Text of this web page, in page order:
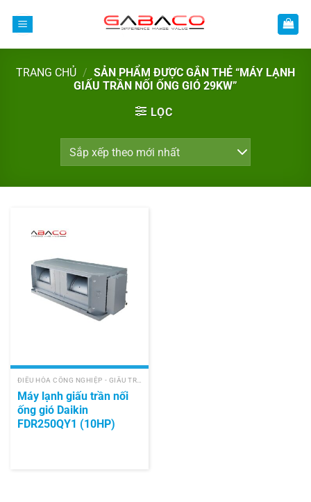
TRANG CHỦ / SẢN PHẨM ĐƯỢC GẮN THẺ “MÁY LẠNH
GIẤU TRẦN NỐI ỐNG GIÓ 29KW”
LỌC
ĐIỀU HÒA CÔNG NGHIỆP - GIẤU TRẦN NỐI ỐNG GIÓ
Máy lạnh giấu trần nối
ống gió Daikin
FDR250QY1 (10HP)